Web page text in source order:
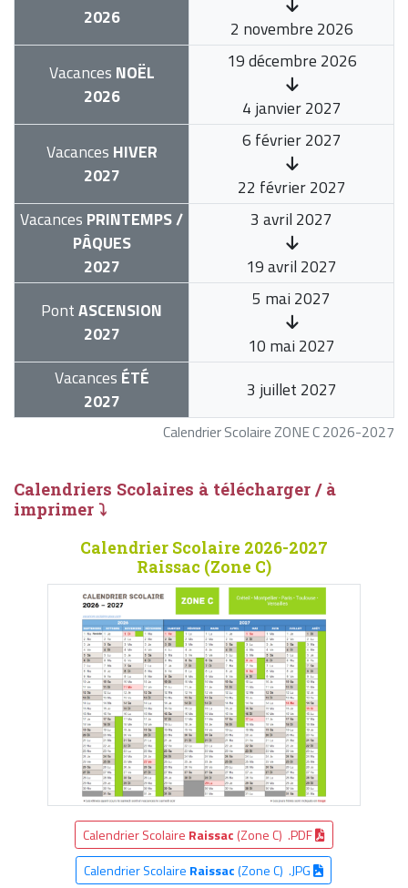
Calendrier Scolaire ZONE C 2026-2027
2026
2 novembre 2026
Vacances NOËL
2026
19 décembre 2026
4 janvier 2027
Vacances HIVER
2027
6 février 2027
22 février 2027
Vacances PRINTEMPS /
PÂQUES
2027
3 avril 2027
19 avril 2027
PontASCENSION
2027
5 mai 2027
10 mai 2027
Vacances ÉTÉ
2027
3 juillet 2027
Calendriers Scolaires à télécharger / à
imprimer ⤵
Calendrier Scolaire 2026-2027
Raissac (Zone C)
Calendrier Scolaire Raissac (Zone C) .PDF
Calendrier Scolaire Raissac(Zone C) .JPG